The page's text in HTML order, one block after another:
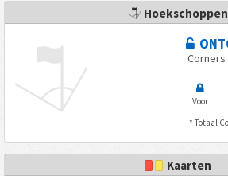
Hoekschoppen
Voor
* Totaal
Kaarten